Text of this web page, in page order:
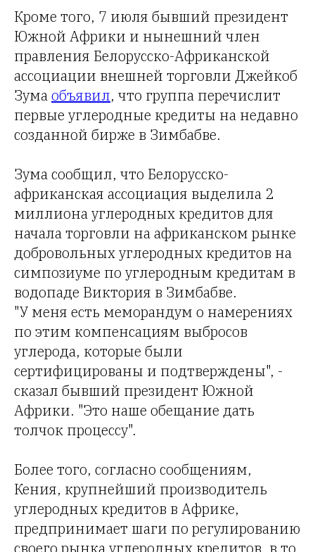
Кроме того, 7 июля бывший президент
Южной Африки и нынешний член
правления Белорусско-Африканской
ассоциации внешней торговли Джейкоб
Зумаобъявил, что группа перечислит
первые углеродные кредиты на недавно
созданной бирже в Зимбабве.
Зума сообщил, что Белорусско-
африканская ассоциация выделила 2
миллиона углеродных кредитов для
начала торговли на африканском рынке
добровольных углеродных кредитов на
симпозиуме по углеродным кредитам в
водопаде Виктория в Зимбабве.
"У меня есть меморандум о намерениях
по этим компенсациям выбросов
углерода, которые были
сертифицированы и подтверждены", -
сказал бывший президент Южной
Африки. "Это наше обещание дать
толчок процессу".
Более того, согласно сообщениям,
Кения, крупнейший производитель
углеродных кредитов в Африке,
предпринимает шаги по регулированию
своего рынка углеродных кредитов, в то